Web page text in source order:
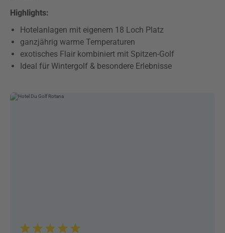
Highlights:
Hotelanlagen mit eigenem 18 Loch Platz
ganzjährig warme Temperaturen
exotisches Flair kombiniert mit Spitzen-Golf
Ideal für Wintergolf & besondere Erlebnisse